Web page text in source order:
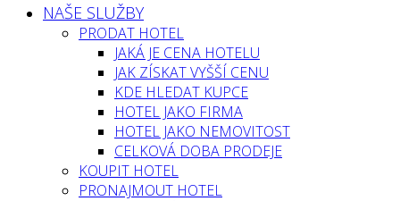
NAŠE SLUŽBY
PRODAT HOTEL
JAKÁ JE CENA HOTELU
JAK ZÍSKAT VYŠŠÍ CENU
KDE HLEDAT KUPCE
HOTEL JAKO FIRMA
HOTEL JAKO NEMOVITOST
CELKOVÁ DOBA PRODEJE
KOUPIT HOTEL
PRONAJMOUT HOTEL